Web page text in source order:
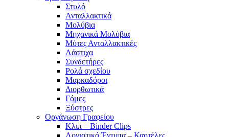
Στυλό
Ανταλλακτικά
Μολύβια
Μηχανικά Μολύβια
Μύτες Ανταλλακτικές
Λάστιχα
Συνδετήρες
Ρολά σχεδίου
Μαρκαδόροι
Διορθωτικά
Γόμες
Ξύστρες
Οργάνωση Γραφείου
Κλιπ – Binder Clips
Λογιστικά Έντυπα – Καρτέλες